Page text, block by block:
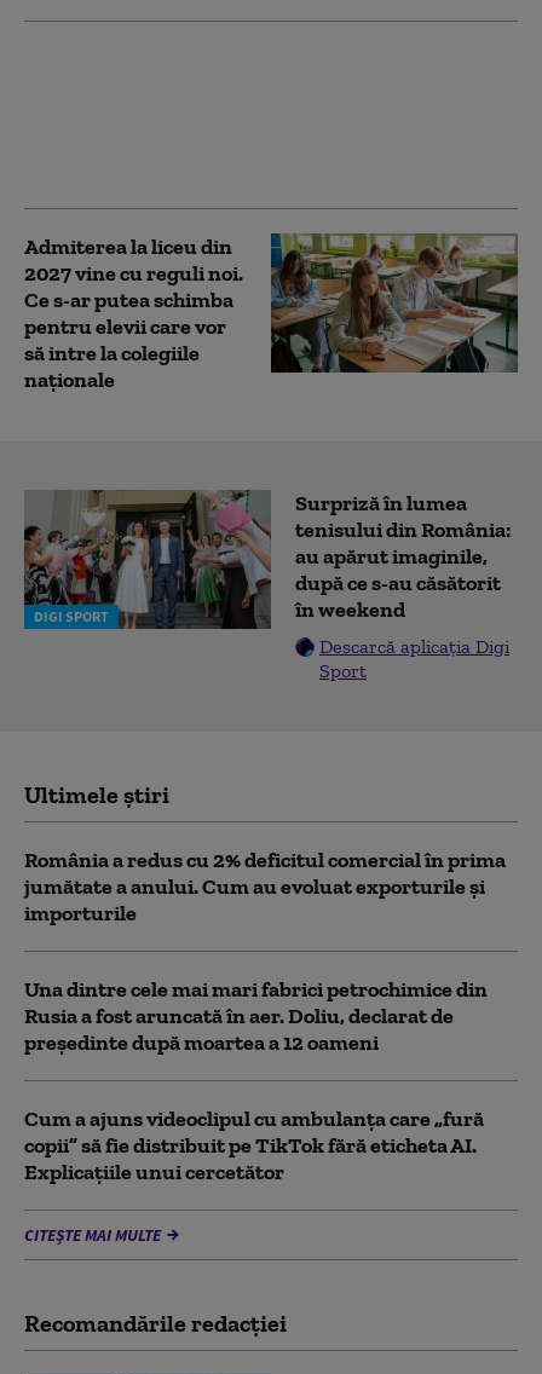
Admiterea la liceu din
2027 vine cu reguli noi.
Ce s-ar putea schimba
pentru elevii care vor
să intre la colegiile
naționale
DIGI SPORT
Surpriză în lumea
tenisului din România:
au apărut imaginile,
după ce s-au căsătorit
în weekend
Descarcă aplicația Digi
Sport
Ultimele știri
România a redus cu 2% deficitul comercial în prima
jumătate a anului. Cum au evoluat exporturile și
importurile
Una dintre cele mai mari fabrici petrochimice din
Rusia a fost aruncată în aer. Doliu, declarat de
președinte după moartea a 12 oameni
Cum a ajuns videoclipul cu ambulanța care „fură
copii” să fie distribuit pe TikTok fără eticheta AI.
Explicațiile unui cercetător
CITEȘTE MAI MULTE
Recomandările redacţiei